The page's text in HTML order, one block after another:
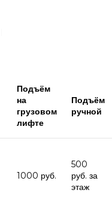
Подъём
на
грузовом
лифте
Подъём
ручной
1000 руб.
500
руб. за
этаж